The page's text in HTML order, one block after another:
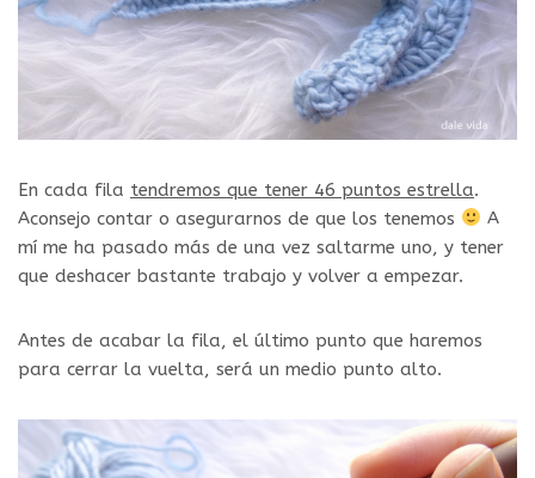
En cada fila tendremos que tener 46 puntos estrella.
Aconsejo contar o asegurarnos de que los tenemos
A
mí me ha pasado más de una vez saltarme uno, y tener
que deshacer bastante trabajo y volver a empezar.
Antes de acabar la fila, el último punto que haremos
para cerrar la vuelta, será un medio punto alto.